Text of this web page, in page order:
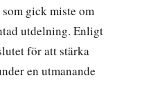
gick miste om
utdelning. Enligt
för att stärka
en utmanande